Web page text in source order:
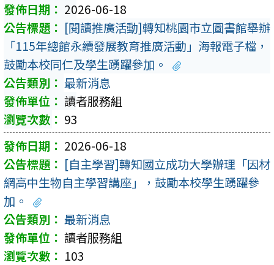
2026-06-18
[閱讀推廣活動]轉知桃園市立圖書館舉辦
「115年總館永續發展教育推廣活動」海報電子檔，
鼓勵本校同仁及學生踴躍參加。
最新消息
讀者服務組
93
2026-06-18
[自主學習]轉知國立成功大學辦理「因材
網高中生物自主學習講座」，鼓勵本校學生踴躍參
加。
最新消息
讀者服務組
103